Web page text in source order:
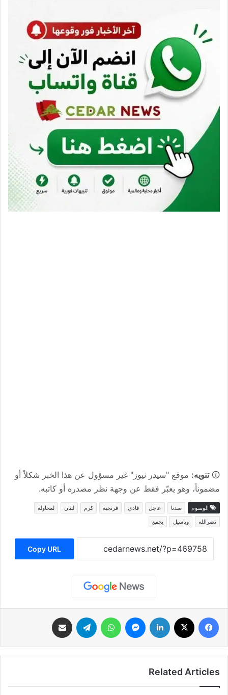
🛈تنويه: موقع "سيدر نيوز" غير مسؤول عن هذا الخبر شكلاً أو
مضموناً، وهو يعبّر فقط عن وجهة نظر مصدره أو كاتبه.
الوسوم صدنا عاجل فادي فرنجية كرم لبنان
لمحاولة
نصرالله
وباسيل يجمع
Copy URL
فيسبوك لينكدإن ماسنجر واتساب تيلقرام
Related Articles